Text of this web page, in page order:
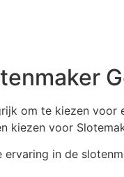
om te kiezen
kiezen voor
ervaring in de